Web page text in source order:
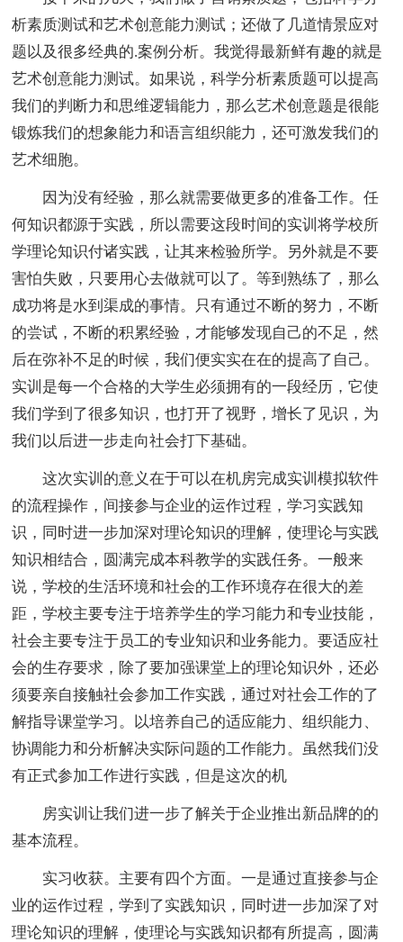
析素质测试和艺术创意能力测试；还做了几道情景应对
题以及很多经典的.案例分析。我觉得最新鲜有趣的就是
艺术创意能力测试。如果说，科学分析素质题可以提高
我们的判断力和思维逻辑能力，那么艺术创意题是很能
锻炼我们的想象能力和语言组织能力，还可激发我们的
艺术细胞。
因为没有经验，那么就需要做更多的准备工作。任
何知识都源于实践，所以需要这段时间的实训将学校所
学理论知识付诸实践，让其来检验所学。另外就是不要
害怕失败，只要用心去做就可以了。等到熟练了，那么
成功将是水到渠成的事情。只有通过不断的努力，不断
的尝试，不断的积累经验，才能够发现自己的不足，然
后在弥补不足的时候，我们便实实在在的提高了自己。
实训是每一个合格的大学生必须拥有的一段经历，它使
我们学到了很多知识，也打开了视野，增长了见识，为
我们以后进一步走向社会打下基础。
这次实训的意义在于可以在机房完成实训模拟软件
的流程操作，间接参与企业的运作过程，学习实践知
识，同时进一步加深对理论知识的理解，使理论与实践
知识相结合，圆满完成本科教学的实践任务。一般来
说，学校的生活环境和社会的工作环境存在很大的差
距，学校主要专注于培养学生的学习能力和专业技能，
社会主要专注于员工的专业知识和业务能力。要适应社
会的生存要求，除了要加强课堂上的理论知识外，还必
须要亲自接触社会参加工作实践，通过对社会工作的了
解指导课堂学习。以培养自己的适应能力、组织能力、
协调能力和分析解决实际问题的工作能力。虽然我们没
有正式参加工作进行实践，但是这次的机
房实训让我们进一步了解关于企业推出新品牌的的
基本流程。
实习收获。主要有四个方面。一是通过直接参与企
业的运作过程，学到了实践知识，同时进一步加深了对
理论知识的理解，使理论与实践知识都有所提高，圆满